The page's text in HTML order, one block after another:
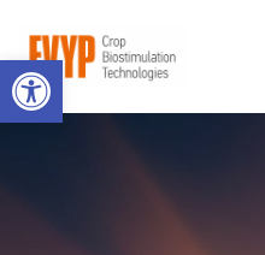
Open toolbar